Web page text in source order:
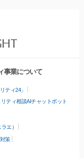
事業について
ティ24」
ティ相談AIチャットボット
エ）
策